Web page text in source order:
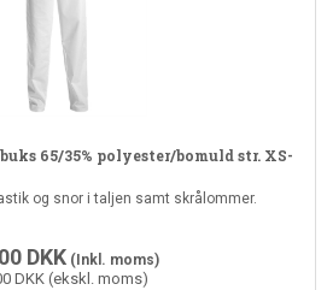
65/35% polyester/bomuld str. XS-
og snor i taljen samt skrålommer.
DKK(Inkl. moms)
DKK (ekskl. moms)